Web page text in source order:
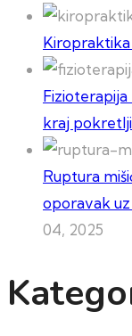
kraj
Ruptura
oporavak
04, 2025